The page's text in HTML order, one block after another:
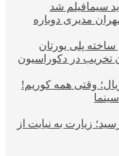
سیمافیلم شد
مدیری دوباره
ساخته پلی یورتان
تخریب در دکوراسیون
وقتی همه کوریم!
زیارت به نیایت از